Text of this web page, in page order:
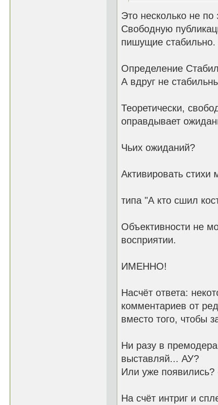
Это несколько не
Свободную
пишущие стабильно.
Определение
А вдруг не
Теоретически,
оправдывает
Чьих ожиданий?
Активировать стихи
типа "А кто сшил
Объективности не
восприятии.
ИМЕННО!
Насчёт ответа:
комментариев от
вместо того, чтобы
Ни разу в
выставляй... АУ?
Или уже появились?
На счёт интриг и